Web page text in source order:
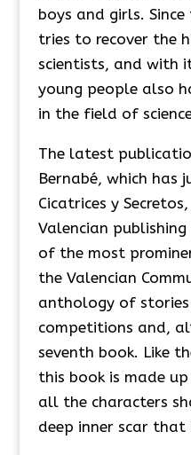
boys and girls.
tries to recover the
scientists, and with
young people also
in the field of
The latest
Bernabé, which has
Cicatrices y
Valencian
of the most
the Valencian
anthology of
competitions and,
seventh book. Like
this book is made
all the characters
deep inner scar that